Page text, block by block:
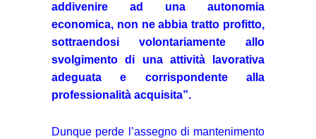
addivenire ad una autonomia
economica, non ne abbia tratto profitto,
sottraendosi volontariamente allo
svolgimento di una attività lavorativa
adeguata e corrispondente alla
professionalità acquisita”.
Dunque perde l’assegno di mantenimento